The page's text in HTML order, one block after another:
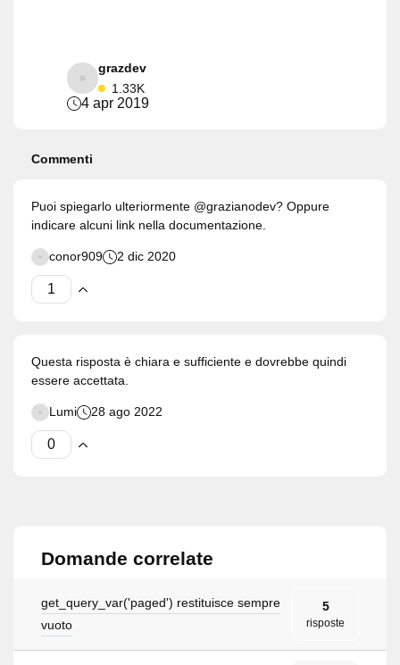
grazdev
1.33K
4 apr 2019
Commenti
Puoi spiegarlo ulteriormente @grazianodev? Oppure
indicare alcuni link nella documentazione.
conor909 2 dic 2020
Questa risposta è chiara e sufficiente e dovrebbe quindi
essere accettata.
Lumi 28 ago 2022
Domande correlate
get_query_var('paged') restituisce sempre
vuoto
5
risposte